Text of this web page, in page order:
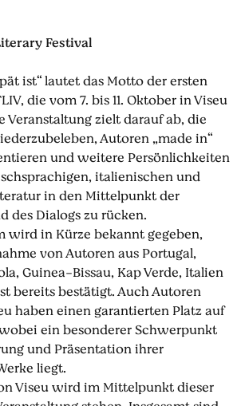
Festival
ist“ lautet das Motto der ersten
die vom 7. bis 11. Oktober in Viseu
Veranstaltung zielt darauf ab, die
Autoren „made in“
und weitere Persönlichkeiten
italienischen und
in den Mittelpunkt der
des Dialogs zu rücken.
wird in Kürze bekannt gegeben,
von Autoren aus Portugal,
Guinea-Bissau, Kap Verde, Italien
bereits bestätigt. Auch Autoren
haben einen garantierten Platz auf
ein besonderer Schwerpunkt
und Präsentation ihrer
liegt.
Viseu wird im Mittelpunkt dieser